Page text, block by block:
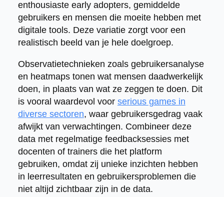
enthousiaste early adopters, gemiddelde
gebruikers en mensen die moeite hebben met
digitale tools. Deze variatie zorgt voor een
realistisch beeld van je hele doelgroep.
Observatietechnieken zoals gebruikersanalyse
en heatmaps tonen wat mensen daadwerkelijk
doen, in plaats van wat ze zeggen te doen. Dit
is vooral waardevol voor serious games in
diverse sectoren, waar gebruikersgedrag vaak
afwijkt van verwachtingen. Combineer deze
data met regelmatige feedbacksessies met
docenten of trainers die het platform
gebruiken, omdat zij unieke inzichten hebben
in leerresultaten en gebruikersproblemen die
niet altijd zichtbaar zijn in de data.